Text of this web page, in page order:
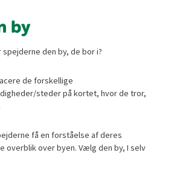
by
den by, de bor i?
de forskellige
steder på kortet, hvor de tror,
få en forståelse af deres
overblik over byen. Vælg den by, I selv